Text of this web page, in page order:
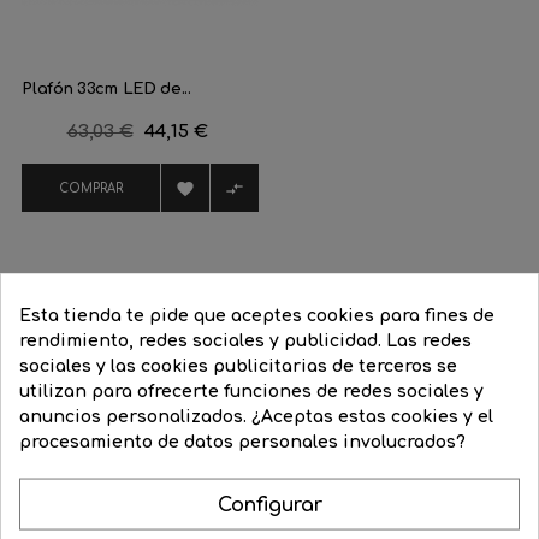
Plafón 33cm LED de...
Precio
63,03 € Precio
44,15 €
COMPRAR  
16 Productos De La Misma Categoría:
-20% -30%
‹
Esta tienda te pide que aceptes cookies para fines de
rendimiento, redes sociales y publicidad. Las redes
sociales y las cookies publicitarias de terceros se
utilizan para ofrecerte funciones de redes sociales y
anuncios personalizados. ¿Aceptas estas cookies y el
procesamiento de datos personales involucrados?
Configurar